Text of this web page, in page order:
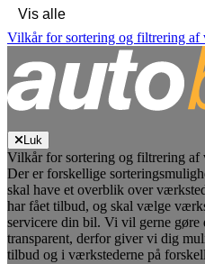
Vilkår for sortering og filtrering af
Luk
Vilkår for sortering og filtrering af
Der er forskellige
skal have et overblik over
har fået tilbud, og skal vælge
servicere din bil. Vi vil gerne gøre
transparent, derfor giver vi dig
tilbud og i værkstederne på